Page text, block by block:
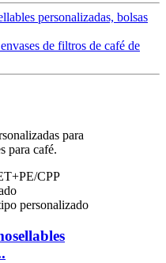
personalizadas, bolsas
de filtros de café de
CPP
personalizado